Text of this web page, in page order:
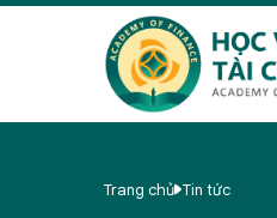
Trang chủ Tin tức